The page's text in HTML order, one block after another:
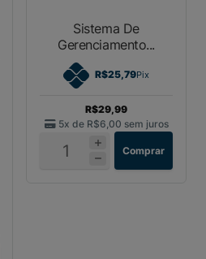
Sistema De
Gerenciamento...
R$25,79Pix
R$29,99
5x de R$6,00 sem juros
Comprar